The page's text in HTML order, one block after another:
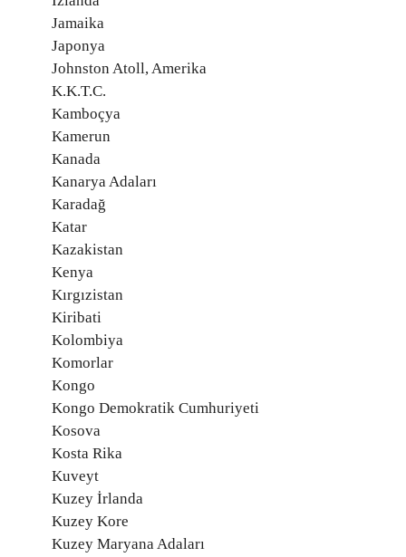
Jamaika
Japonya
Johnston Atoll, Amerika
K.K.T.C.
Kamboçya
Kamerun
Kanada
Kanarya Adaları
Karadağ
Katar
Kazakistan
Kenya
Kırgızistan
Kiribati
Kolombiya
Komorlar
Kongo
Kongo Demokratik Cumhuriyeti
Kosova
Kosta Rika
Kuveyt
Kuzey İrlanda
Kuzey Kore
Kuzey Maryana Adaları